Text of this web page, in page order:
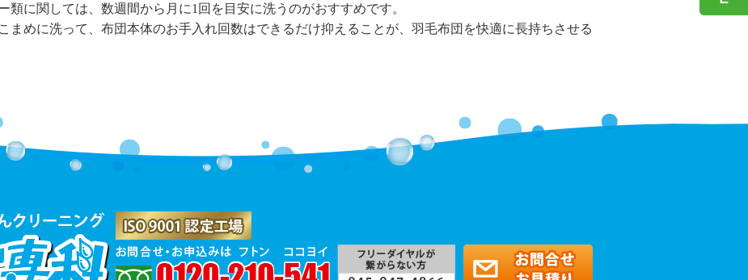
類に関しては、数週間から月に1回を目安に洗うのがおすすめです。
まめに洗って、布団本体のお手入れ回数はできるだけ抑えることが、羽毛布団を快適に長持ちさせる